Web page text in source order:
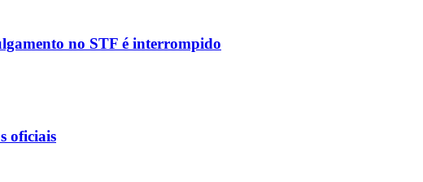
no STF é interrompido
oficiais